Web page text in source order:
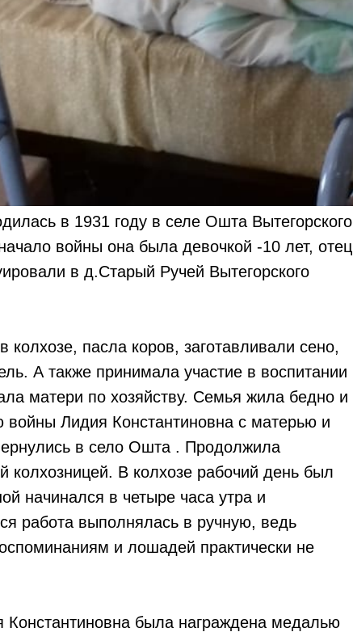
в 1931 году в селе Ошта Вытегорского
войны она была девочкой -10 лет, отец
в д.Старый Ручей Вытегорского
колхозе, пасла коров, заготавливали сено,
А также принимала участие в воспитании
матери по хозяйству. Семья жила бедно и
войны Лидия Константиновна с матерью и
в село Ошта . Продолжила
колхозницей. В колхозе рабочий день был
начинался в четыре часа утра и
работа выполнялась в ручную, ведь
и лошадей практически не
Константиновна была награждена медалью